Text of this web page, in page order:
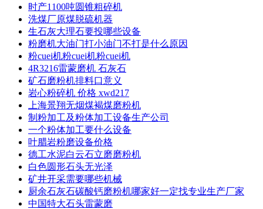
时产1100吨圆锥粗碎机
洗煤厂原煤脱硫机器
生石灰大理石要投哪些设备
粉磨机大油门打小油门不打是什么原因
粉cuei机粉cuei机粉cuei机
4R3216雷蒙磨机 石灰石
矿石磨粉机排料口意义
岩心粉碎机 价格 xwd217
上海景翔无烟煤褐煤磨粉机
制粉加工及粉体加工设备生产公司
一个粉体加工要什么设备
叶腊岩粉磨设备价格
德工水泥白云石立磨磨粉机
白色圆形石头无光泽
矿井开采需要哪些机械
厨余石灰石碳酸钙磨粉机哪家好一定找专业生产厂家
中国特大石头雷蒙磨